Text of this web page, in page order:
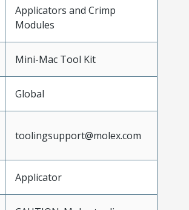
Applicators and Crimp
Modules
Mini-Mac Tool Kit
Global
toolingsupport@molex.com
Applicator